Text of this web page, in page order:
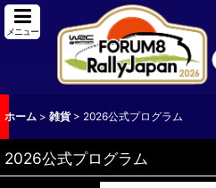
メニュー
ホーム > 雑貨 > 2026公式プログラム
2026公式プログラム